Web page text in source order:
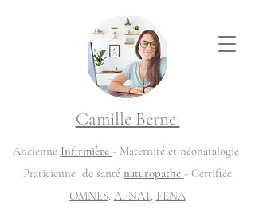
Camille Berne
Ancienne Infirmière - Maternité et néonatalogie
Praticienne de santé naturopathe - Certifiée
OMNES, AFNAT, FENA